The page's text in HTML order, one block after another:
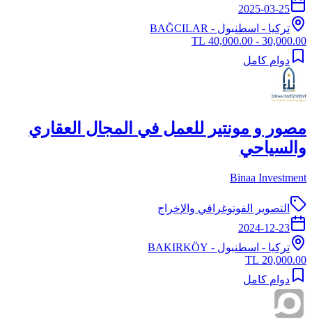
2025-03-25
تركيا - اسطنبول - BAĞCILAR
30,000.00 - 40,000.00 TL
دوام كامل
مصور و مونتير للعمل في المجال العقاري
والسياحي
Binaa Investment
التصوير الفوتوغرافي والإخراج
2024-12-23
تركيا - اسطنبول - BAKIRKÖY
20,000.00 TL
دوام كامل